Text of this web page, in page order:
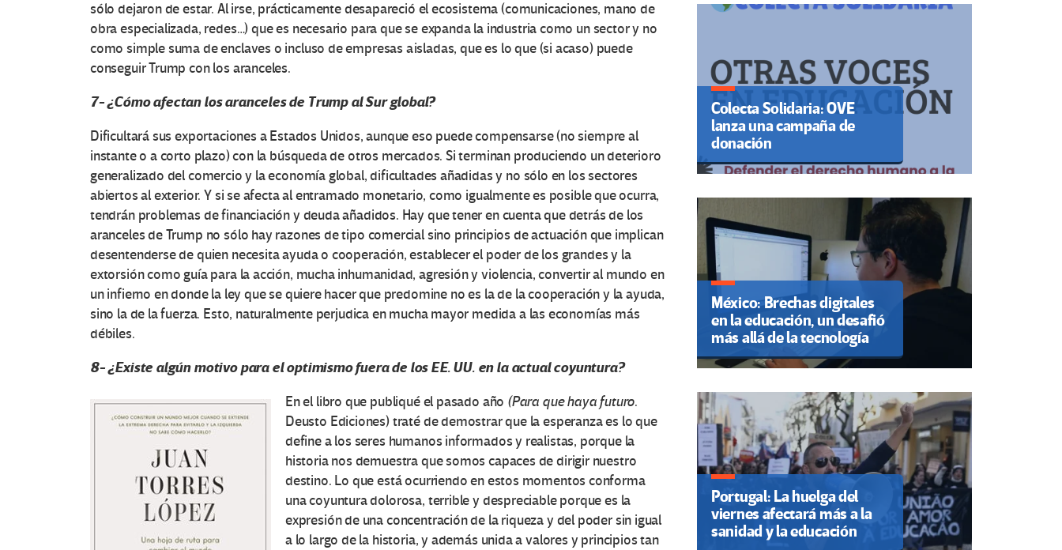
sólo dejaron de estar. Al irse, prácticamente desapareció el ecosistema (comunicaciones, mano de
obra especializada, redes…) que es necesario para que se expanda la industria como un sector y no
como simple suma de enclaves o incluso de empresas aisladas, que es lo que (si acaso) puede
conseguir Trump con los aranceles.
7- ¿Cómo afectan los aranceles de Trump al Sur global?
Dificultará sus exportaciones a Estados Unidos, aunque eso puede compensarse (no siempre al
instante o a corto plazo) con la búsqueda de otros mercados. Si terminan produciendo un deterioro
generalizado del comercio y la economía global, dificultades añadidas y no sólo en los sectores
abiertos al exterior. Y si se afecta al entramado monetario, como igualmente es posible que ocurra,
tendrán problemas de financiación y deuda añadidos. Hay que tener en cuenta que detrás de los
aranceles de Trump no sólo hay razones de tipo comercial sino principios de actuación que implican
desentenderse de quien necesita ayuda o cooperación, establecer el poder de los grandes y la
extorsión como guía para la acción, mucha inhumanidad, agresión y violencia, convertir al mundo en
un infierno en donde la ley que se quiere hacer que predomine no es la de la cooperación y la ayuda,
sino la de la fuerza. Esto, naturalmente perjudica en mucha mayor medida a las economías más
débiles.
8- ¿Existe algún motivo para el optimismo fuera de los EE. UU. en la actual coyuntura?
En el libro que publiqué el pasado año (Para que haya futuro.
Deusto Ediciones) traté de demostrar que la esperanza es lo que
define a los seres humanos informados y realistas, porque la
historia nos demuestra que somos capaces de dirigir nuestro
destino. Lo que está ocurriendo en estos momentos conforma
una coyuntura dolorosa, terrible y despreciable porque es la
expresión de una concentración de la riqueza y del poder sin igual
a lo largo de la historia, y además unida a valores y principios tan
Colecta Solidaria: OVE
lanza una campaña de
donación
México: Brechas digitales
en la educación, un desafió
más allá de la tecnología
Portugal: La huelga del
viernes afectará más a la
sanidad y la educación